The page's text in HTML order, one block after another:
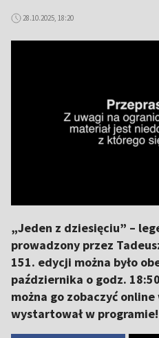
28.10.2025, 18:20
„Jeden z dziesięciu” –
prowadzony przez
151. edycji można było
października o godz.
można go zobaczyć online
wystartował w programie!